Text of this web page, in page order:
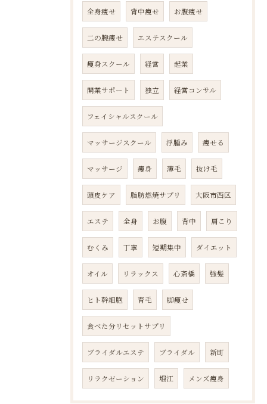
全身痩せ 背中痩せ お腹痩せ
二の腕痩せ エステスクール
痩身スクール 経営 起業
開業サポート 独立 経営コンサル
フェイシャルスクール
マッサージスクール 浮腫み 痩せる
マッサージ 痩身 薄毛 抜け毛
頭皮ケア 脂肪燃焼サプリ 大阪市西区
エステ 全身 お腹 背中 肩こり
むくみ 丁寧 短期集中 ダイエット
オイル リラックス 心斎橋 強髪
ヒト幹細胞 育毛 脚痩せ
食べた分リセットサプリ
ブライダルエステ ブライダル 新町
リラクゼーション 堀江 メンズ痩身